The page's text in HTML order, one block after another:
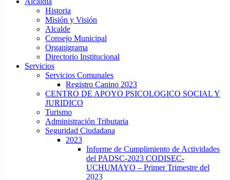
Historia
Misión y Visión
Alcalde
Consejo Municipal
Organigrama
Directorio Institucional
Servicios
Servicios Comunales
Registro Canino 2023
CENTRO DE APOYO PSICOLOGICO SOCIAL Y
JURIDICO
Turismo
Administración Tributaria
Seguridad Ciudadana
2023
Informe de Cumplimiento de Actividades
del PADSC-2023 CODISEC-
UCHUMAYO – Primer Trimestre del
2023